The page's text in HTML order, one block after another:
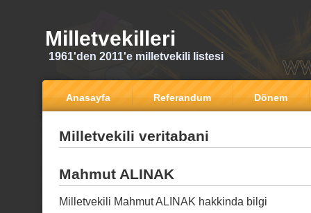
Milletvekilleri
1961'den 2011'e milletvekili listesi
Anasayfa Referandum Dönem
Milletvekili veritabani
Mahmut ALINAK
Milletvekili Mahmut ALINAK hakkinda bilgi